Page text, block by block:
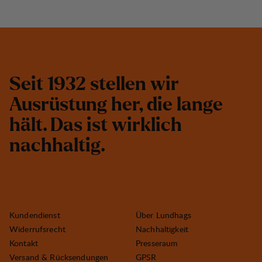
Seit 1932 stellen wir
Ausrüstung her, die lange
hält. Das ist wirklich
nachhaltig.
Kundendienst
Widerrufsrecht
Kontakt
Versand & Rücksendungen
Über Lundhags
Nachhaltigkeit
Presseraum
GPSR